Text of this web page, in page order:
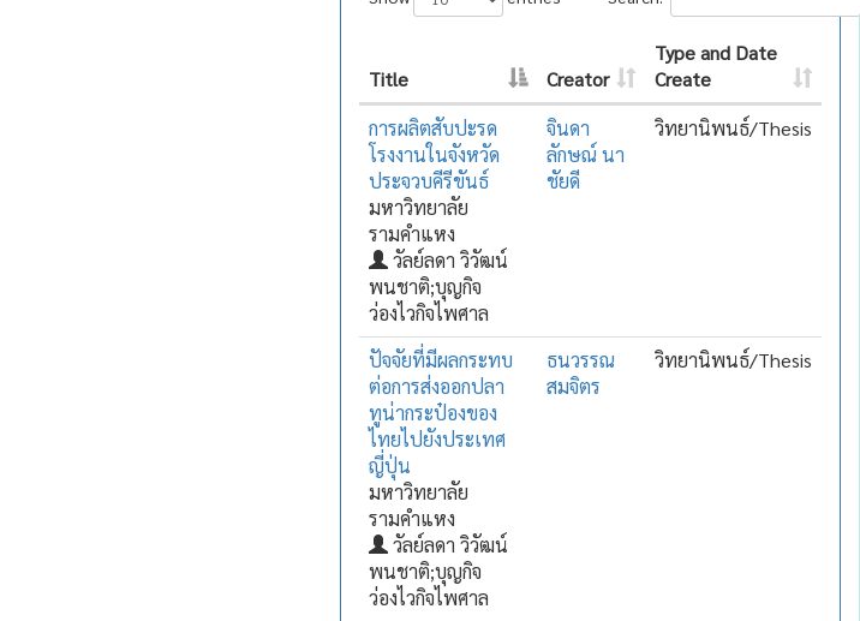
Title Creator
Type and Date
Create
การผลิตสับปะรด
โรงงานในจังหวัด
ประจวบคีรีขันธ์
มหาวิทยาลัย
รามคำแหง
วัลย์ลดา วิวัฒน์
พนชาติ;บุญกิจ
ว่องไวกิจไพศาล
จินดา
ลักษณ์ นา
ชัยดี
วิทยานิพนธ์/Thesis
ปัจจัยที่มีผลกระทบ
ต่อการส่งออกปลา
ทูน่ากระป๋องของ
ไทยไปยังประเทศ
ญี่ปุ่น
มหาวิทยาลัย
รามคำแหง
วัลย์ลดา วิวัฒน์
พนชาติ;บุญกิจ
ว่องไวกิจไพศาล
ธนวรรณ
สมจิตร
วิทยานิพนธ์/Thesis